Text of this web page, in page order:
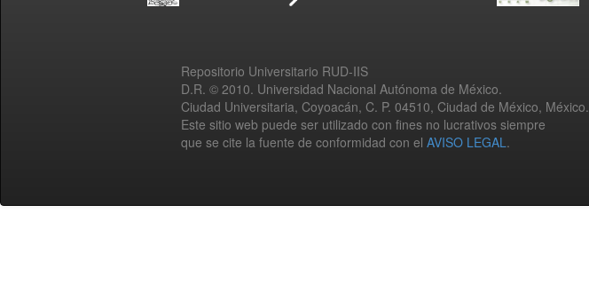
Repositorio Universitario RUD-IIS
D.R. © 2010. Universidad Nacional Autónoma de México.
Ciudad Universitaria, Coyoacán, C. P. 04510, Ciudad de México, México.
Este sitio web puede ser utilizado con fines no lucrativos siempre
que se cite la fuente de conformidad con el AVISO LEGAL.